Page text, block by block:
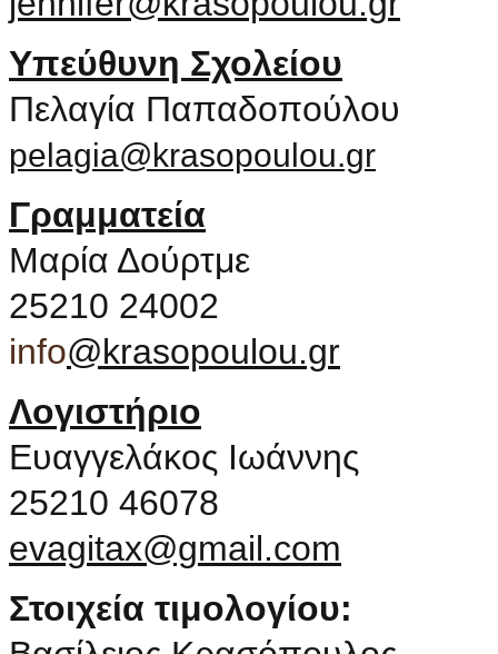
Υπεύθυνη Σχολείου
Πελαγία Παπαδοπούλου
pelagia@krasopoulou.gr
Γραμματεία
Μαρία Δούρτμε
25210 24002
info@krasopoulou.gr
Λογιστήριο
Ευαγγελάκος Ιωάννης
25210 46078
evagitax@gmail.com
Στοιχεία τιμολογίου: